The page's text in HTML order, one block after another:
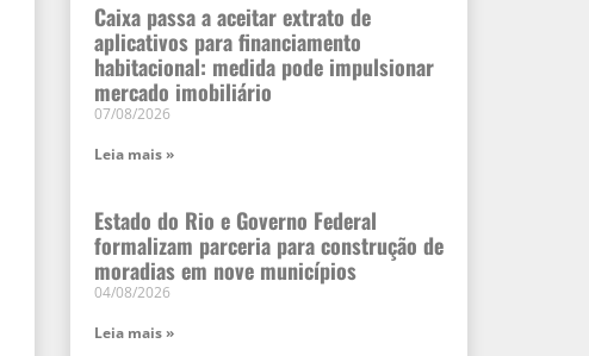
Caixa passa a aceitar extrato de
aplicativos para financiamento
habitacional: medida pode impulsionar
mercado imobiliário
07/08/2026
Leia mais »
Estado do Rio e Governo Federal
formalizam parceria para construção de
moradias em nove municípios
04/08/2026
Leia mais »